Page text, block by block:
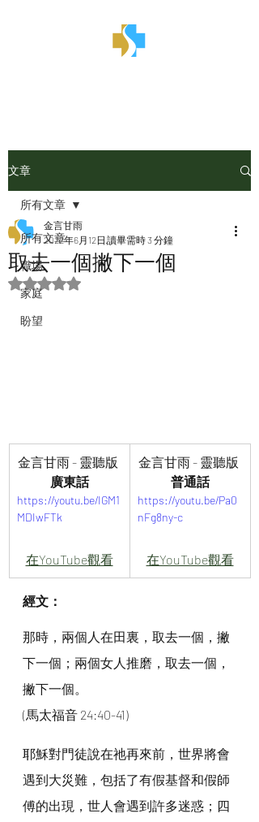
文章
所有文章
職場
家庭
盼望
所有文章
取去一個撇下一個
金言甘雨
2022年6月12日 讀畢需時 3 分鐘
評等為 NaN（最高為 5 顆星）。
金言甘雨 - 靈聽版
廣東話
https://youtu.be/IGM1
MDIwFTk
在YouTube觀看
金言甘雨 - 靈聽版
普通話
https://youtu.be/Pa0
nFg8ny-c
在YouTube觀看
經文：
那時，兩個人在田裏，取去一個，撇
下一個；兩個女人推磨，取去一個，
撇下一個。
(馬太福音 24:40-41)
耶穌對門徒說在祂再來前，世界將會
遇到大災難，包括了有假基督和假師
傅的出現，世人會遇到許多迷惑；四